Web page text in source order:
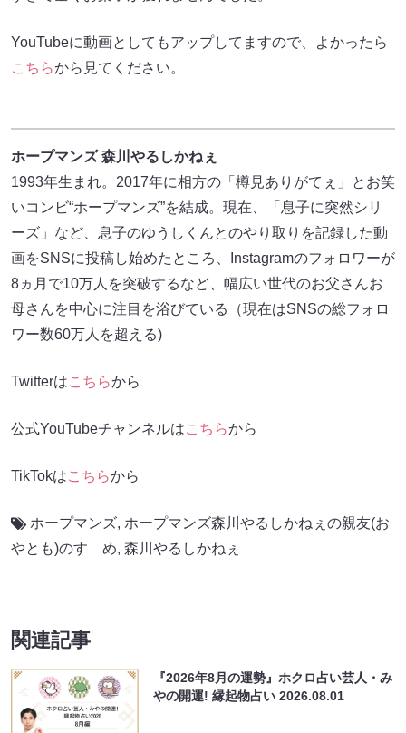
YouTubeに動画としてもアップしてますので、よかったら
こちらから見てください。
ホープマンズ 森川やるしかねぇ
1993年生まれ。2017年に相方の「樽見ありがてぇ」とお笑
いコンビ“ホープマンズ”を結成。現在、「息子に突然シリ
ーズ」など、息子のゆうしくんとのやり取りを記録した動
画をSNSに投稿し始めたところ、Instagramのフォロワーが
8ヵ月で10万人を突破するなど、幅広い世代のお父さんお
母さんを中心に注目を浴びている（現在はSNSの総フォロ
ワー数60万人を超える)
Twitterはこちらから
公式YouTubeチャンネルはこちらから
TikTokはこちらから
ホープマンズ, ホープマンズ森川やるしかねぇの親友(お
やとも)のすゝめ, 森川やるしかねぇ
関連記事
『2026年8月の運勢』ホクロ占い芸人・み
やの開運! 縁起物占い2026.08.01